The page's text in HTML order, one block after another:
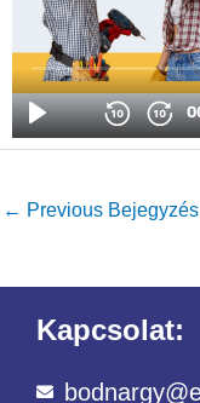
← Previous Bejegyzés
Kapcsolat: